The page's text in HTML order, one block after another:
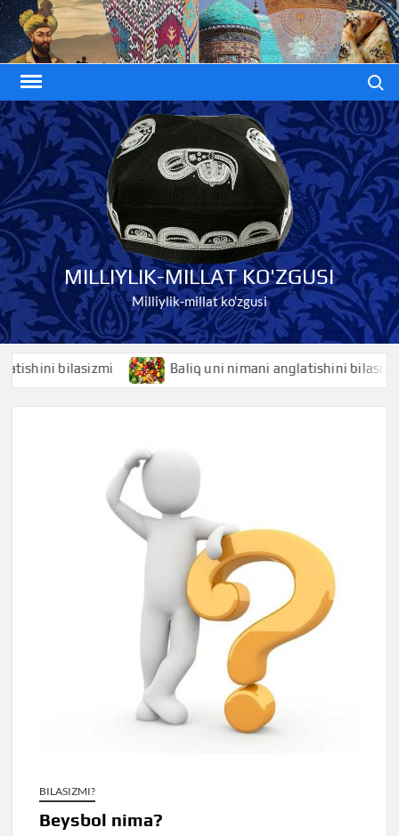
Skip
to
content
MILLIYLIK-MILLAT KO'ZGUSI
Milliylik-millat ko'zgusi
bilasizmi Baliq uni nimani anglatishini bilasizmi
BILASIZMI?
Beysbol nima?